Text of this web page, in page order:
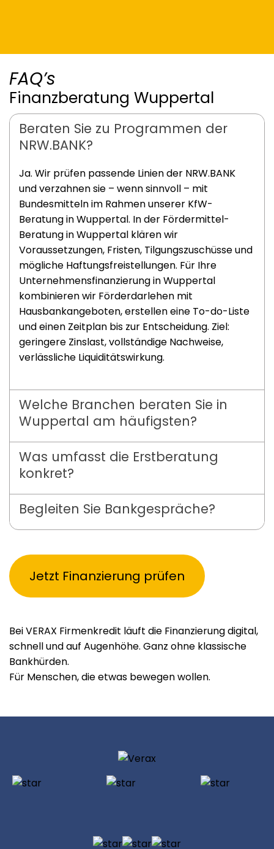
FAQ’s
Finanzberatung Wuppertal
Beraten Sie zu Programmen der
NRW.BANK?
Ja. Wir prüfen passende Linien der NRW.BANK
und verzahnen sie – wenn sinnvoll – mit
Bundesmitteln im Rahmen unserer KfW-
Beratung in Wuppertal. In der Fördermittel-
Beratung in Wuppertal klären wir
Voraussetzungen, Fristen, Tilgungszuschüsse und
mögliche Haftungsfreistellungen. Für Ihre
Unternehmensfinanzierung in Wuppertal
kombinieren wir Förderdarlehen mit
Hausbankangeboten, erstellen eine To-do-Liste
und einen Zeitplan bis zur Entscheidung. Ziel:
geringere Zinslast, vollständige Nachweise,
verlässliche Liquiditätswirkung.
Welche Branchen beraten Sie in
Wuppertal am häufigsten?
Was umfasst die Erstberatung
konkret?
Begleiten Sie Bankgespräche?
Jetzt Finanzierung prüfen
Bei VERAX Firmenkredit läuft die Finanzierung digital,
schnell und auf Augenhöhe. Ganz ohne klassische
Bankhürden.
Für Menschen, die etwas bewegen wollen.